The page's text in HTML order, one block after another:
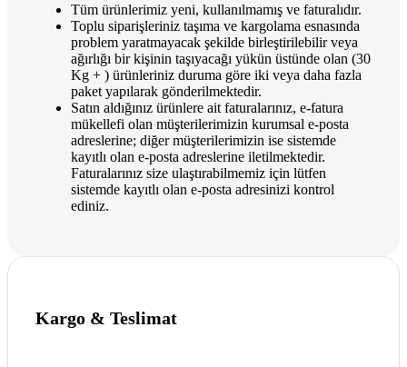
Tüm ürünlerimiz yeni, kullanılmamış ve faturalıdır.
Toplu siparişleriniz taşıma ve kargolama esnasında
problem yaratmayacak şekilde birleştirilebilir veya
ağırlığı bir kişinin taşıyacağı yükün üstünde olan (30
Kg + ) ürünleriniz duruma göre iki veya daha fazla
paket yapılarak gönderilmektedir.
Satın aldığınız ürünlere ait faturalarınız, e-fatura
mükellefi olan müşterilerimizin kurumsal e-posta
adreslerine; diğer müşterilerimizin ise sistemde
kayıtlı olan e-posta adreslerine iletilmektedir.
Faturalarınız size ulaştırabilmemiz için lütfen
sistemde kayıtlı olan e-posta adresinizi kontrol
ediniz.
Kargo & Teslimat